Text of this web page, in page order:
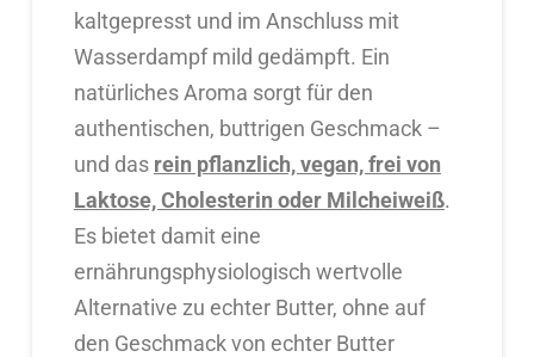
kaltgepresst und im Anschluss mit
Wasserdampf mild gedämpft. Ein
natürliches Aroma sorgt für den
authentischen, buttrigen Geschmack –
und das rein pflanzlich, vegan, frei von
Laktose, Cholesterin oder Milcheiweiß.
Es bietet damit eine
ernährungsphysiologisch wertvolle
Alternative zu echter Butter, ohne auf
den Geschmack von echter Butter